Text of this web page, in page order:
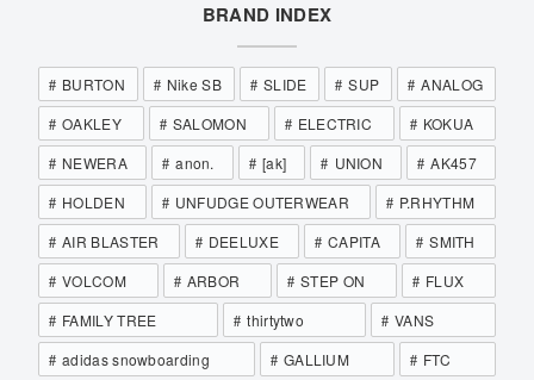
BRAND INDEX
BURTON Nike SB SLIDE SUP
ANALOG
OAKLEY
SALOMON ELECTRIC
KOKUA
NEWERA
anon. [ak] UNION
AK457
HOLDEN
UNFUDGE OUTERWEAR
P.RHYTHM
AIR BLASTER
DEELUXE CAPITA
SMITH
VOLCOM
ARBOR STEP ON
FLUX
FAMILY TREE
thirtytwo
VANS
adidas snowboarding
GALLIUM
FTC